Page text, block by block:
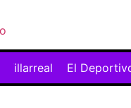
El Deportivo vuelve a